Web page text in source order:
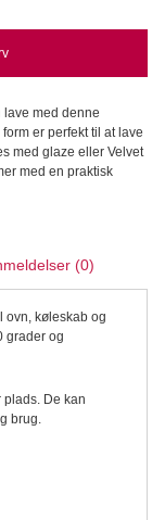
med denne
er perfekt til at lave
med glaze eller Velvet
med en praktisk
(0)
ovn, køleskab og
grader og
plads. De kan
brug.